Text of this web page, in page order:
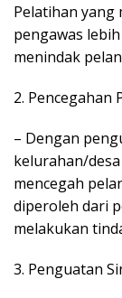
Pelatihan yang
pengawas
menindak
2. Pencegahan
– Dengan
kelurahan/
mencegah
diperoleh dari
melakukan
3. Penguatan